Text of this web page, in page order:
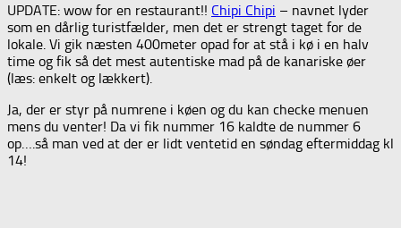
UPDATE: wow for en restaurant!! Chipi Chipi – navnet lyder
som en dårlig turistfælder, men det er strengt taget for de
lokale. Vi gik næsten 400meter opad for at stå i kø i en halv
time og fik så det mest autentiske mad på de kanariske øer
(læs: enkelt og lækkert).
Ja, der er styr på numrene i køen og du kan checke menuen
mens du venter! Da vi fik nummer 16 kaldte de nummer 6
op….så man ved at der er lidt ventetid en søndag eftermiddag kl
14!